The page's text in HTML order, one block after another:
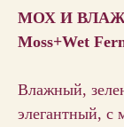
МОХ И
Moss+Wet
Влажный,
элегантный, с